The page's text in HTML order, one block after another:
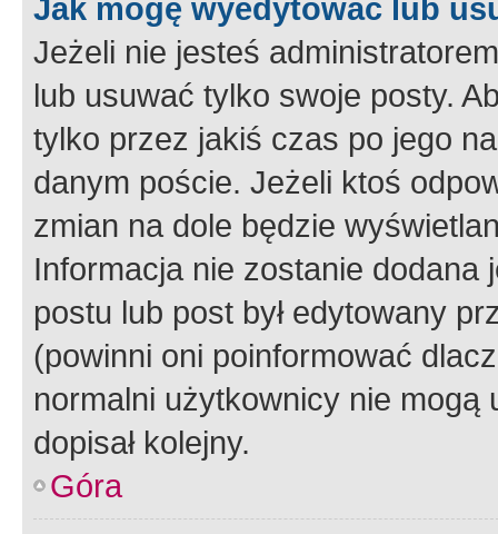
Jak mogę wyedytować lub
Jeżeli nie jesteś
lub usuwać tylko swoje posty.
tylko przez jakiś czas po jego
danym poście. Jeżeli ktoś
zmian na dole będzie
Informacja nie zostanie dodana
postu lub post był edytowany
(powinni oni poinformować
normalni użytkownicy nie
dopisał kolejny.
Góra